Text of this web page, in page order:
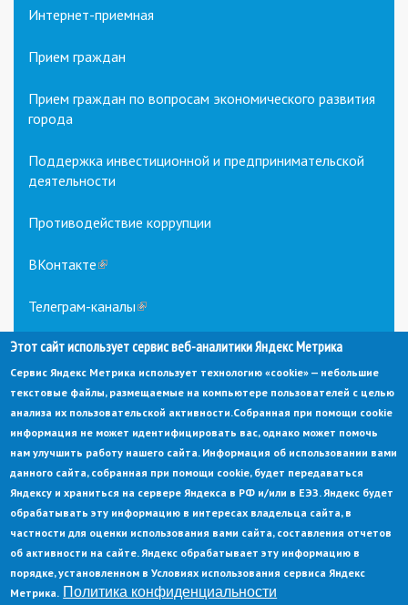
Интернет-приемная
Прием граждан
Прием граждан по вопросам экономического развития
города
Поддержка инвестиционной и предпринимательской
деятельности
Противодействие коррупции
ВКонтакте(link
external)
Телеграм-каналы(link
external)
© Администрация города Заречный
Электронная почта:
adm@zarechny.zato.ru
sends
e-
mail)
Пензенская обл, г. Заречный, пр-кт. 30-летия Победы, д. 27, 442960
При публикации материалов сайта ссылка на источник обязательна.
Политика конфиденциальности Ссылка на старый сайт
Этот сайт использует сервис веб-аналитики Яндекс Метрика
Сервис Яндекс Метрика использует технологию «cookie» — небольшие
текстовые файлы, размещаемые на компьютере пользователей с целью
анализа их пользовательской активности.Собранная при помощи cookie
информация не может идентифицировать вас, однако может помочь
нам улучшить работу нашего сайта. Информация об использовании вами
данного сайта, собранная при помощи cookie, будет передаваться
Яндексу и храниться на сервере Яндекса в РФ и/или в ЕЭЗ. Яндекс будет
обрабатывать эту информацию в интересах владельца сайта, в
частности для оценки использования вами сайта, составления отчетов
об активности на сайте. Яндекс обрабатывает эту информацию в
порядке, установленном в Условиях использования сервиса Яндекс
Метрика. Политика конфиденциальности